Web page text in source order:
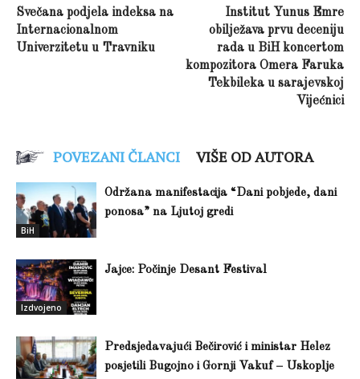
Svečana podjela indeksa na
Internacionalnom
Univerzitetu u Travniku
Institut Yunus Emre
obilježava prvu deceniju
rada u BiH koncertom
kompozitora Omera Faruka
Tekbileka u sarajevskoj
Vijećnici
POVEZANI ČLANCI VIŠE OD AUTORA
BiH
Održana manifestacija “Dani pobjede, dani
ponosa” na Ljutoj gredi
Izdvojeno
Jajce: Počinje Desant Festival
Predsjedavajući Bečirović i ministar Helez
posjetili Bugojno i Gornji Vakuf – Uskoplje